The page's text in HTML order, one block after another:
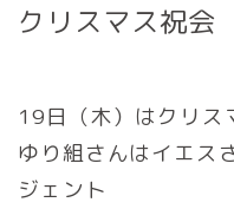
クリスマス祝会
19日（木）はクリス
ゆり組さんはイエス
ジェント